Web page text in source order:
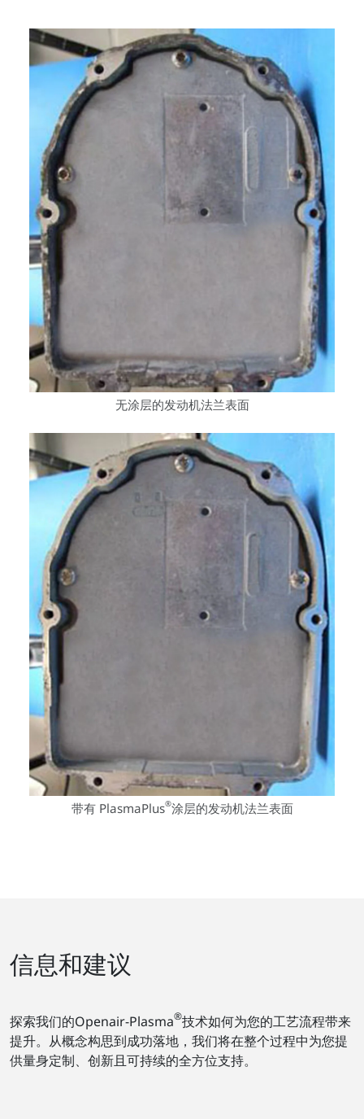
无涂层的发动机法兰表面
带有 PlasmaPlus®涂层的发动机法兰表面
信息和建议
探索我们的Openair-Plasma®技术如何为您的工艺流程带来
提升。从概念构思到成功落地，我们将在整个过程中为您提
供量身定制、创新且可持续的全方位支持。